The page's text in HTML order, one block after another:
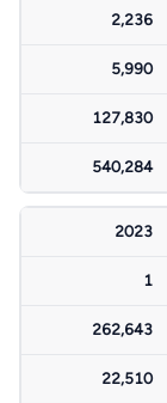
2,236
5,990
127,830
540,284
2023
1
262,643
22,510